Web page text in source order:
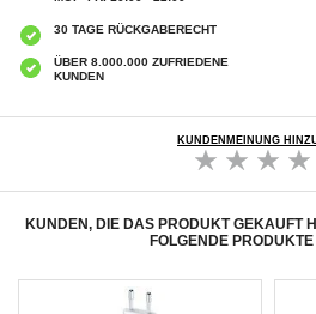
30 TAGE RÜCKGABERECHT
ÜBER 8.000.000 ZUFRIEDENE
KUNDEN
KUNDENMEINUNG
KUNDEN, DIE DAS PRODUKT GEKAUFT
FOLGENDE